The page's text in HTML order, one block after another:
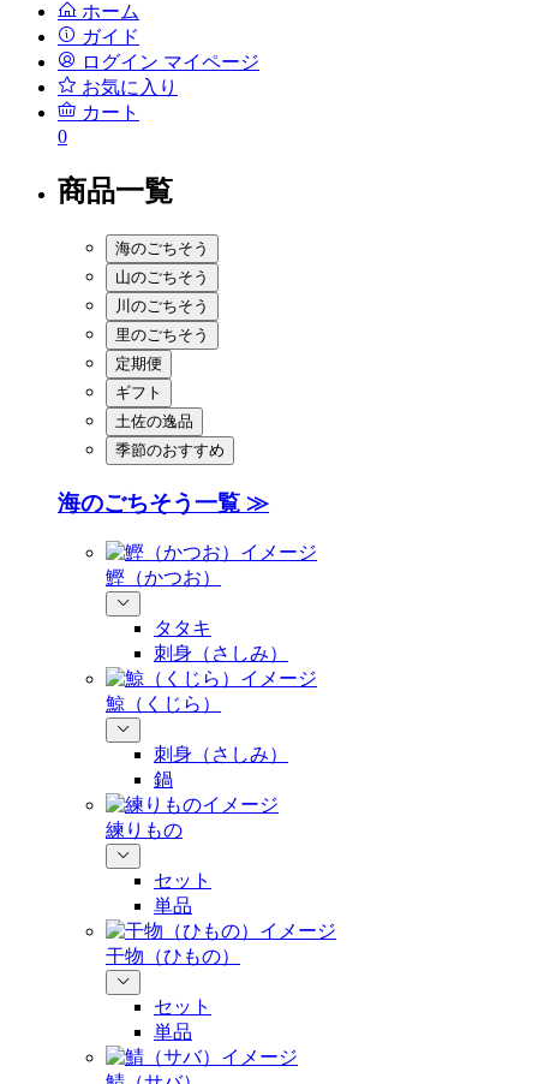
ホーム
ガイド
ログイン マイページ
お気に入り
カート
0
商品一覧
海のごちそう
山のごちそう
川のごちそう
里のごちそう
定期便
ギフト
土佐の逸品
季節のおすすめ
海のごちそう一覧 ≫
鰹（かつお）
タタキ
刺身（さしみ）
鯨（くじら）
刺身（さしみ）
鍋
練りもの
セット
単品
干物（ひもの）
セット
単品